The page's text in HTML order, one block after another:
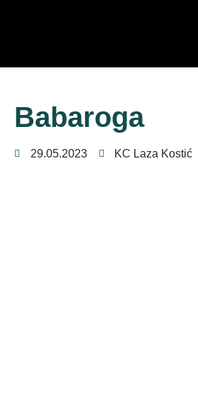
Babaroga
29.05.2023 KC Laza Kostić